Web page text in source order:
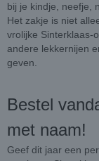
bij je kindje, neefje,
Het zakje is niet
vrolijke Sinterklaas-
andere lekkernijen
geven.
Bestel
met naam!
Geef dit jaar een